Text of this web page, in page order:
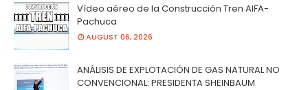
Vídeo aéreo de la Construcción Tren AIFA-
Pachuca
AUGUST 06, 2026
ANÁLISIS DE EXPLOTACIÓN DE GAS NATURAL NO
CONVENCIONAL: PRESIDENTA SHEINBAUM